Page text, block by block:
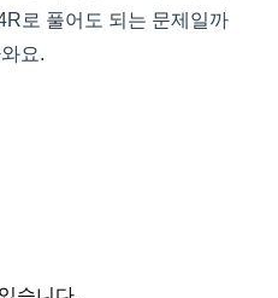
로 풀어도 되는 문제일까
요.